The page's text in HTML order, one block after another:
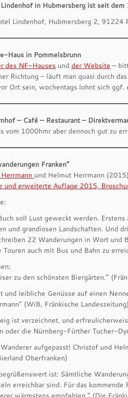
in Hubmersberg ist seit
Lindenhof, Hubmersberg 2, 91224
Haus in Pommelsbrunn
des NF-Hauses und der Website –
Richtung – läuft man quasi durch
Ort sein, wochentags lohnt sich
– Café – Restaurant –
vom 1000hmr aber dennoch gut zu
Franken“
und Helmut Herrmann
und erweiterte Auflage 2015,
soll Lust geweckt werden.
und grandiosen Landschaften. Und
22 Wanderungen in Wort
Touren auch mit Bus und Bahn zu
zu den schönsten Biergärten.”
und leibliche Genüsse auf einen
(WiB, Fränkische Landeszeitung)
ist verzeichnet, und
oder die Nürnberg-Fürther Tucher-
aufgepasst! Christof und
Oberfranken)
ist: Sämtliche
erreichbar sind. Für das